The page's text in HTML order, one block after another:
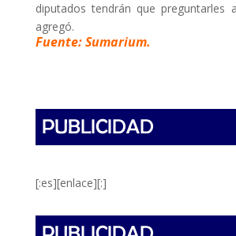
diputados tendrán que preguntarles
agregó.
Fuente: Sumarium.
[:es][enlace][:]